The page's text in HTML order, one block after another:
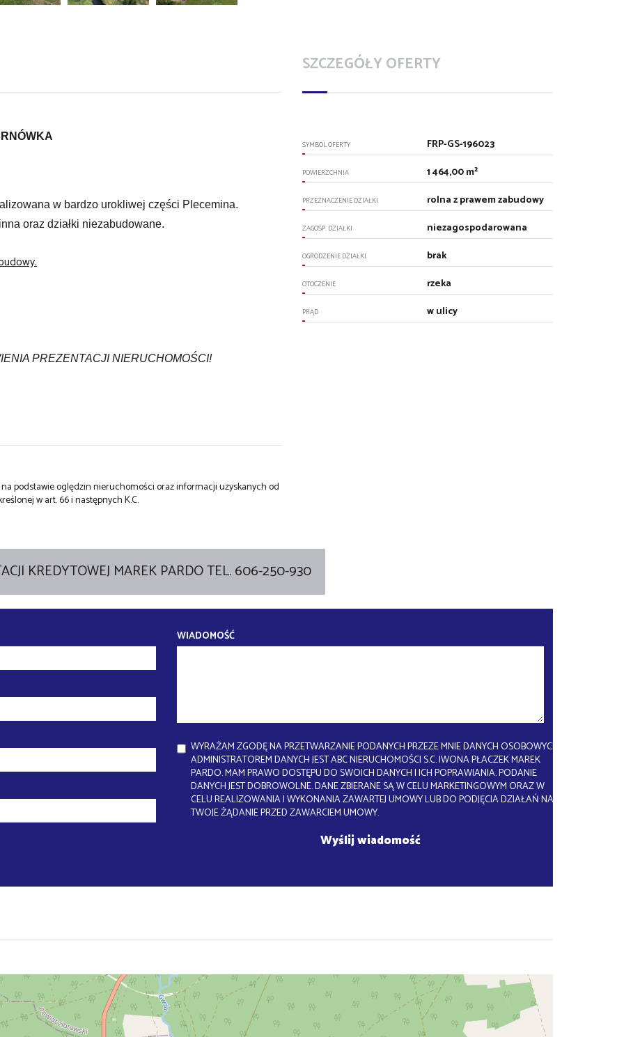
w bardzo urokliwej części Plecemina.
oraz działki niezabudowane.
PREZENTACJI NIERUCHOMOŚCI!
podstawie oględzin nieruchomości oraz informacji uzyskanych od
w art. 66 i następnych K.C.
SZCZEGÓŁY OFERTY
SYMBOL OFERTY FRP-GS-196023
POWIERZCHNIA 1 464,00 m²
PRZEZNACZENIE DZIAŁKI rolna z prawem zabudowy
ZAGOSP. DZIAŁKI niezagospodarowana
OGRODZENIE DZIAŁKI brak
OTOCZENIE rzeka
PRĄD w ulicy
KREDYTOWEJ MAREK PARDO TEL. 606-250-930
WIADOMOŚĆ
WYRAŻAM ZGODĘ NA PRZETWARZANIE PODANYCH PRZEZE MNIE DANYCH OSOBOWYCH.
ADMINISTRATOREM DANYCH JEST ABC NIERUCHOMOŚCI S.C. IWONA PŁACZEK MAREK
PARDO. MAM PRAWO DOSTĘPU DO SWOICH DANYCH I ICH POPRAWIANIA. PODANIE
DANYCH JEST DOBROWOLNE. DANE ZBIERANE SĄ W CELU MARKETINGOWYM ORAZ W
CELU REALIZOWANIA I WYKONANIA ZAWARTEJ UMOWY LUB DO PODJĘCIA DZIAŁAŃ NA
TWOJE ŻĄDANIE PRZED ZAWARCIEM UMOWY.